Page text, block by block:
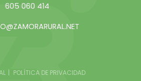
605 060 414
POLÍTICA DE PRIVACIDAD